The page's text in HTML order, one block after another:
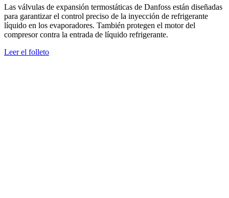
Las válvulas de expansión termostáticas de Danfoss están diseñadas
para garantizar el control preciso de la inyección de refrigerante
líquido en los evaporadores. También protegen el motor del
compresor contra la entrada de líquido refrigerante.
Leer el folleto